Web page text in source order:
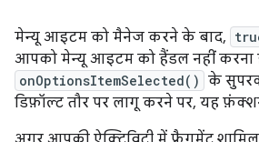
मेन्यू आइटम को मैनेज करने के बाद,
आपको मेन्यू आइटम को हैंडल नहीं करना
onOptionsItemSelected() के
डिफ़ॉल्ट तौर पर लागू करने पर, यह